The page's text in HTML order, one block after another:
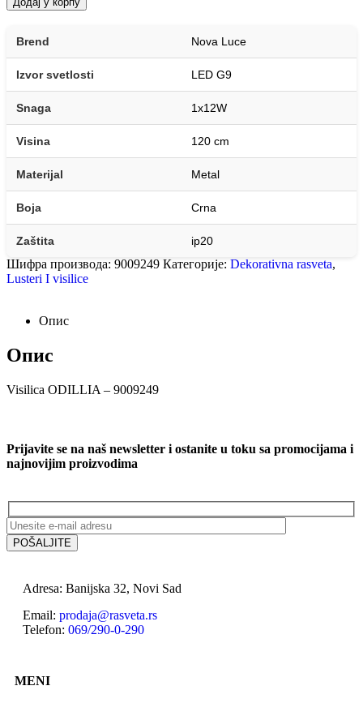
Brend Nova Luce
Izvor svetlosti LED G9
Snaga 1x12W
Visina 120 cm
Materijal Metal
Boja Crna
Zaštita ip20
Шифра производа: 9009249 Категорије: Dekorativna rasveta,
Lusteri I visilice
Опис
Опис
Visilica ODILLIA – 9009249
Prijavite se na naš newsletter i ostanite u toku sa promocijama i
najnovijim proizvodima
Adresa: Banijska 32, Novi Sad
Email: prodaja@rasveta.rs
Telefon: 069/290-0-290
MENI